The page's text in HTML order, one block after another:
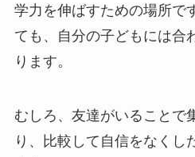
学力を伸ばすための場所で
ても、自分の子どもには合
ります。
むしろ、友達がいることで
り、比較して自信をなくし